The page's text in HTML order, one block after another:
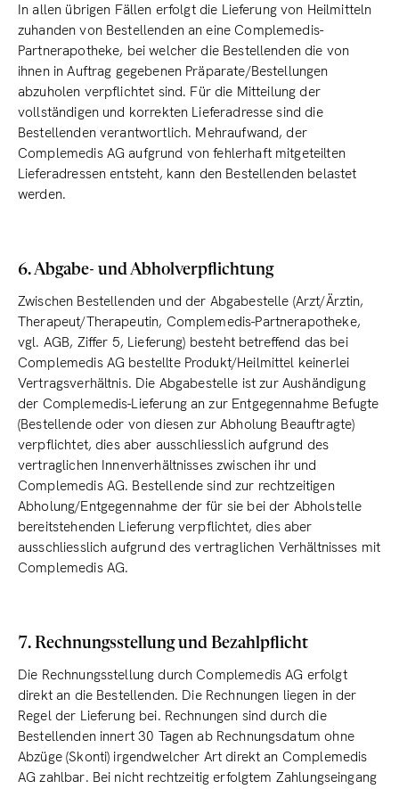
In allen übrigen Fällen erfolgt die Lieferung von Heilmitteln
zuhanden von Bestellenden an eine Complemedis-
Partnerapotheke, bei welcher die Bestellenden die von
ihnen in Auftrag gegebenen Präparate/Bestellungen
abzuholen verpflichtet sind. Für die Mitteilung der
vollständigen und korrekten Lieferadresse sind die
Bestellenden verantwortlich. Mehraufwand, der
Complemedis AG aufgrund von fehlerhaft mitgeteilten
Lieferadressen entsteht, kann den Bestellenden belastet
werden.
6. Abgabe- und Abholverpflichtung
Zwischen Bestellenden und der Abgabestelle (Arzt/Ärztin,
Therapeut/Therapeutin, Complemedis-Partnerapotheke,
vgl. AGB, Ziffer 5, Lieferung) besteht betreffend das bei
Complemedis AG bestellte Produkt/Heilmittel keinerlei
Vertrags­verhältnis. Die Abgabestelle ist zur Aushändigung
der Complemedis-Lieferung an zur Entgegennahme Befugte
(Bestellende oder von diesen zur Abholung Beauftragte)
verpflichtet, dies aber ausschliesslich aufgrund des
vertraglichen Innenverhältnisses zwischen ihr und
Complemedis AG. Bestellende sind zur rechtzeitigen
Abholung/Entgegennahme der für sie bei der Abholstelle
bereitstehenden Lieferung verpflichtet, dies aber
ausschliesslich aufgrund des vertraglichen Verhältnisses mit
Complemedis AG.
7. Rechnungsstellung und Bezahlpflicht
Die Rechnungsstellung durch Complemedis AG erfolgt
direkt an die Bestellenden. Die Rechnungen liegen in der
Regel der Lieferung bei. Rechnungen sind durch die
Bestellenden innert 30 Tagen ab Rechnungsdatum ohne
Abzüge (Skonti) irgendwelcher Art direkt an Complemedis
AG zahlbar. Bei nicht rechtzeitig erfolgtem Zahlungseingang